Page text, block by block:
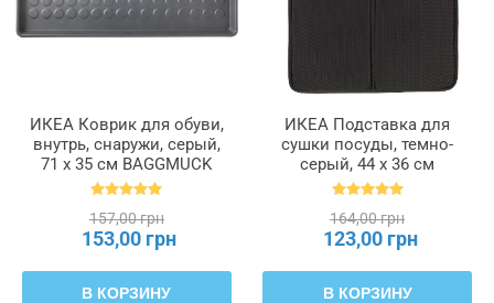
ИКЕА Коврик для обуви,
внутрь, снаружи, серый,
71 x 35 см BAGGMUCK
БАГГМУКК, 603.297.11
157,00 грн
153,00 грн
В КОРЗИНУ
ИКЕА Подставка для
сушки посуды, темно-
серый, 44 x 36 см
NYSKÖLJD НЮХОЛИД,
164,00 грн
123,00 грн
В КОРЗИНУ